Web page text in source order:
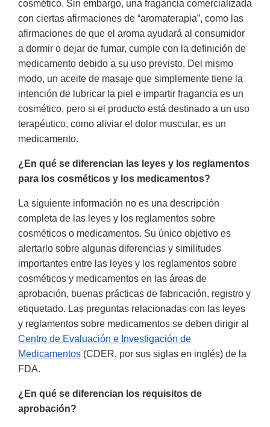
cosmético. Sin embargo, una fragancia comercializada
con ciertas afirmaciones de “aromaterapia”, como las
afirmaciones de que el aroma ayudará al consumidor
a dormir o dejar de fumar, cumple con la definición de
medicamento debido a su uso previsto. Del mismo
modo, un aceite de masaje que simplemente tiene la
intención de lubricar la piel e impartir fragancia es un
cosmético, pero si el producto está destinado a un uso
terapéutico, como aliviar el dolor muscular, es un
medicamento.
¿En qué se diferencian las leyes y los reglamentos
para los cosméticos y los medicamentos?
La siguiente información no es una descripción
completa de las leyes y los reglamentos sobre
cosméticos o medicamentos. Su único objetivo es
alertarlo sobre algunas diferencias y similitudes
importantes entre las leyes y los reglamentos sobre
cosméticos y medicamentos en las áreas de
aprobación, buenas prácticas de fabricación, registro y
etiquetado. Las preguntas relacionadas con las leyes
y reglamentos sobre medicamentos se deben dirigir al
Centro de Evaluación e Investigación de
Medicamentos (CDER, por sus siglas en inglés) de la
FDA.
¿En qué se diferencian los requisitos de
aprobación?